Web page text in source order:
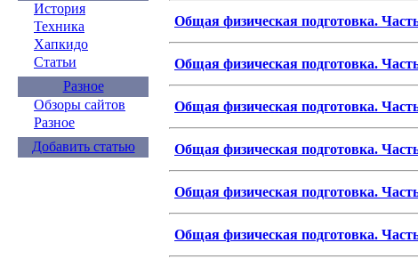
История
Техника
Хапкидо
Статьи
Разное
Обзоры сайтов
Разное
Добавить статью
Общая физическая подготовка.
Общая физическая подготовка.
Общая физическая подготовка.
Общая физическая подготовка.
Общая физическая подготовка.
Общая физическая подготовка.